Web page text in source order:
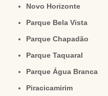
Novo Horizonte
Parque Bela Vista
Parque Chapadão
Parque Taquaral
Parque Água Branca
Piracicamirim